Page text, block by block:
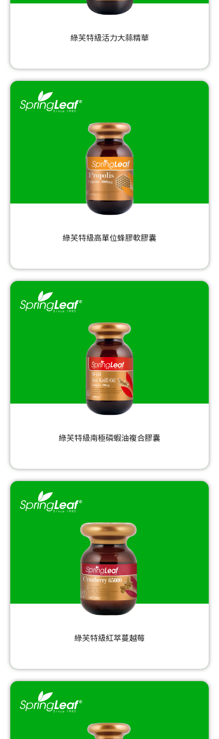
綠芙特級活力大蒜精華
綠芙特級高單位蜂膠軟膠囊
綠芙特級南極磷蝦油複合膠囊
綠芙特級紅萃蔓越莓